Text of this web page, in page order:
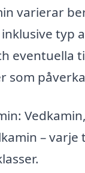
varierar
typ
eventuella
som
– varje